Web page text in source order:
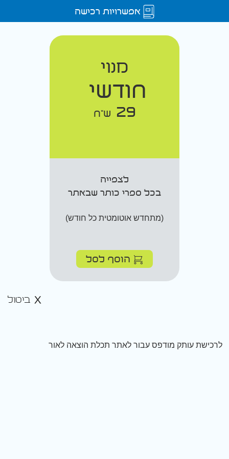
אפשרויות רכישה
מנוי
חודשי
29 ש"ח
לצפייה
בכל ספרי כותר שבאתר
(מתחדש אוטומטית כל חודש)
הוסף לסל
ביטול
לרכישת עותק מודפס עבור לאתר תכלת הוצאה לאור